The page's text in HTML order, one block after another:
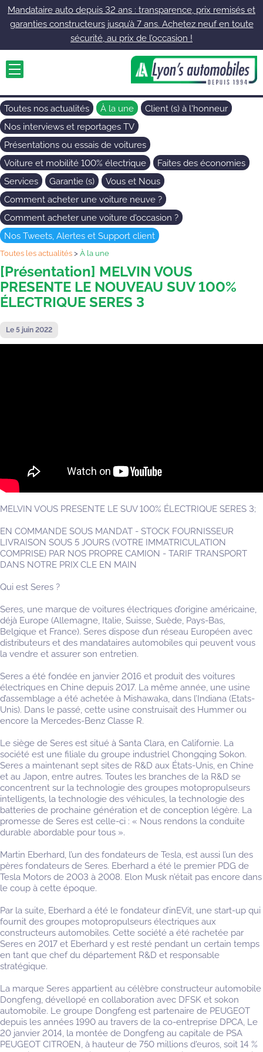
Mandataire auto depuis 32 ans : transparence, prix remisés et
garanties constructeurs jusqu’à 7 ans. Achetez neuf en toute
sécurité, au prix de l’occasion !
Toutes nos actualités À la une
Client (s) à l'honneur
Nos interviews et reportages TV
Présentations ou essais de voitures
Voiture et mobilité 100% électrique
Faites des économies
Services
Garantie (s)
Vous et Nous
Comment acheter une voiture neuve ?
Comment acheter une voiture d'occasion ?
Nos Tweets, Alertes et Support client
Toutes les actualités > À la une
[Présentation] MELVIN VOUS
PRESENTE LE NOUVEAU SUV 100%
ÉLECTRIQUE SERES 3
Le 5 juin 2022
MELVIN VOUS PRESENTE LE SUV 100% ÉLECTRIQUE SERES 3;
EN COMMANDE SOUS MANDAT - STOCK FOURNISSEUR
LIVRAISON SOUS 5 JOURS (VOTRE IMMATRICULATION
COMPRISE) PAR NOS PROPRE CAMION - TARIF TRANSPORT
DANS NOTRE PRIX CLE EN MAIN
Qui est Seres ?
Seres, une marque de voitures électriques d’origine américaine,
déjà Europe (Allemagne, Italie, Suisse, Suède, Pays-Bas,
Belgique et France). Seres dispose d’un réseau Européen avec
distributeurs et des mandataires automobiles qui peuvent vous
la vendre et assurer son entretien.
Seres a été fondée en janvier 2016 et produit des voitures
électriques en Chine depuis 2017. La même année, une usine
d’assemblage a été achetée à Mishawaka, dans l’Indiana (Etats-
Unis). Dans le passé, cette usine construisait des Hummer ou
encore la Mercedes-Benz Classe R.
Le siège de Seres est situé à Santa Clara, en Californie. La
société est une filiale du groupe industriel Chongqing Sokon.
Seres a maintenant sept sites de R&D aux États-Unis, en Chine
et au Japon, entre autres. Toutes les branches de la R&D se
concentrent sur la technologie des groupes motopropulseurs
intelligents, la technologie des véhicules, la technologie des
batteries de prochaine génération et de conception légère. La
promesse de Seres est celle-ci : « Nous rendons la conduite
durable abordable pour tous ».
Martin Eberhard, l’un des fondateurs de Tesla, est aussi l’un des
pères fondateurs de Seres. Eberhard a été le premier PDG de
Tesla Motors de 2003 à 2008. Elon Musk n’était pas encore dans
le coup à cette époque.
Par la suite, Eberhard a été le fondateur d’inEVit, une start-up qui
fournit des groupes motopropulseurs électriques aux
constructeurs automobiles. Cette société a été rachetée par
Seres en 2017 et Eberhard y est resté pendant un certain temps
en tant que chef du département R&D et responsable
stratégique.
La marque Seres appartient au célèbre constructeur automobile
Dongfeng, dévellopé en collaboration avec DFSK et sokon
automobile. Le groupe Dongfeng est partenaire de PEUGEOT
depuis les années 1990 au travers de la co-entreprise DPCA, Le
20 janvier 2014, la montée de Dongfeng au capitale de PSA
PEUGEOT CITROEN, à hauteur de 750 millions d'euros, soit 14 %